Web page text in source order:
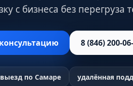
с бизнеса без
8 (846) 200-
выезд по Самаре удалённая